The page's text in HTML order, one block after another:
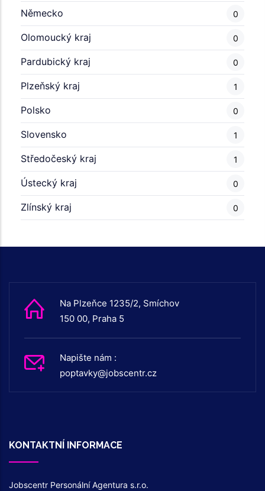
Německo 0
Olomoucký kraj 0
Pardubický kraj 0
Plzeňský kraj 1
Polsko 0
Slovensko 1
Středočeský kraj 1
Ústecký kraj 0
Zlínský kraj 0
Na Plzeňce 1235/2, Smíchov
150 00, Praha 5
Napište nám :
poptavky@jobscentr.cz
KONTAKTNÍ INFORMACE
Jobscentr Personální Agentura s.r.o.